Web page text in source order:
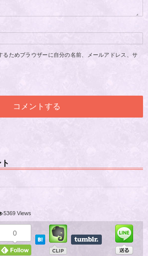
るためブラウザーに自分の名前、メールアドレス、サ
5369 Views
0